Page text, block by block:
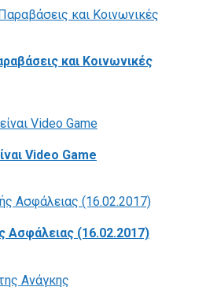
και Κοινωνικές
Video Game
Ασφάλειας (16.02.2017)